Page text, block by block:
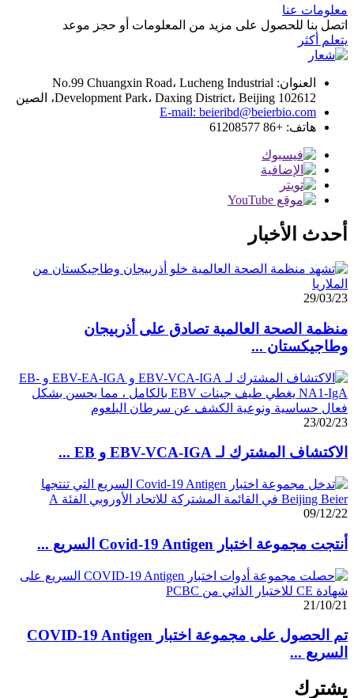
معلومات عنا
اتصل بنا للحصول على مزيد من المعلومات أو حجز موعد
يتعلم أكثر
العنوان: No.99 Chuangxin Road، Lucheng Industrial
Development Park، Daxing District، Beijing 102612، الصين
E-mail: beieribd@beierbio.com
هاتف: +86 61208577
أحدث الأخبار
29/03/23
منظمة الصحة العالمية تصادق على أذربيجان
وطاجيكستان ...
23/02/23
الاكتشاف المشترك لـ EBV-VCA-IGA و EB ...
09/12/22
أنتجت مجموعة اختبار Covid-19 Antigen السريع ...
21/10/21
تم الحصول على مجموعة اختبار COVID-19 Antigen
السريع ...
يشترك